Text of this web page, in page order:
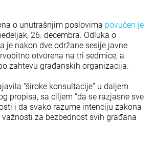
o unutrašnjim poslovima povučen je
26. decembra. Odluka o
je nakon dve održane sesije javne
otvorena na tri sedmice, a
zahtevu građanskih organizacija.
“široke konsultacije” u daljem
propisa, sa ciljem “da se razjasne sve
i da svako razume intenciju zakona
za bezbednost svih građana